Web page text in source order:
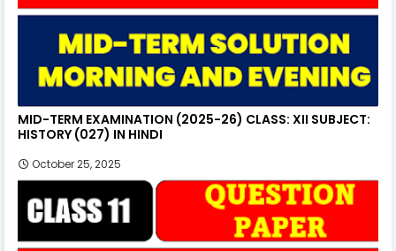
MID-TERM EXAMINATION (2025-26) CLASS: XII SUBJECT:
HISTORY (027) IN HINDI
October 25, 2025